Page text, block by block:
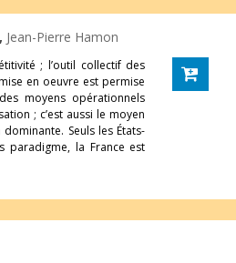
, Jean-Pierre Hamon
; l’outil collectif des
en oeuvre est permise
moyens opérationnels
; c’est aussi le moyen
Seuls les États-
paradigme, la France est